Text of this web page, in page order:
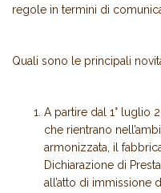
regole in termini di
Quali sono le principali
A partire dal 1° luglio
che rientrano
armonizzata, il
Dichiarazione di
all’atto di immissione